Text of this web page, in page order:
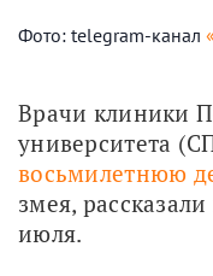
Фото: telegram-канал
Врачи клиники
университета
восьмилетнюю
змея,
июля.